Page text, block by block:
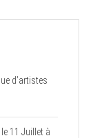
d’artistes
11 Juillet à